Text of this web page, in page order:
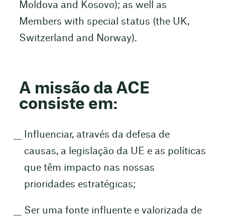
Moldova and Kosovo); as well as
Members with special status (the UK,
Switzerland and Norway).
A missão da ACE
consiste em:
Influenciar, através da defesa de
causas, a legislação da UE e as políticas
que têm impacto nas nossas
prioridades estratégicas;
Ser uma fonte influente e valorizada de